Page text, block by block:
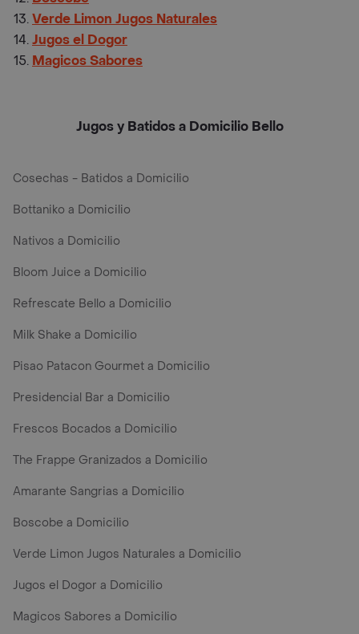
Verde Limon Jugos Naturales
Jugos el Dogor
Magicos Sabores
Jugos y Batidos a Domicilio Bello
Cosechas - Batidos a Domicilio
Bottaniko a Domicilio
Nativos a Domicilio
Bloom Juice a Domicilio
Refrescate Bello a Domicilio
Milk Shake a Domicilio
Pisao Patacon Gourmet a Domicilio
Presidencial Bar a Domicilio
Frescos Bocados a Domicilio
The Frappe Granizados a Domicilio
Amarante Sangrias a Domicilio
Boscobe a Domicilio
Verde Limon Jugos Naturales a Domicilio
Jugos el Dogor a Domicilio
Magicos Sabores a Domicilio